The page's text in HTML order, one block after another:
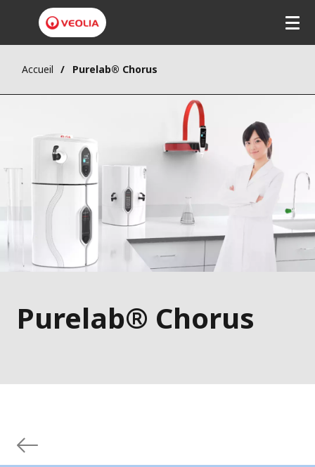
Accueil Purelab® Chorus
Purelab® Chorus